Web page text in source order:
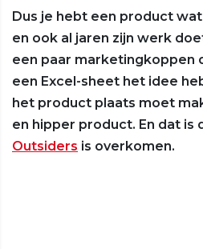
Dus je hebt een product
en ook al jaren zijn werk
een paar marketingkoppen
een Excel-sheet het idee
het product plaats moet
en hipper product. En dat is
Outsiders is overkomen.